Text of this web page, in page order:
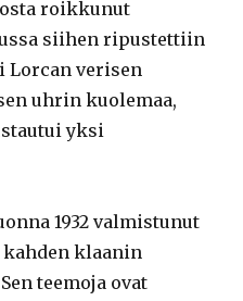
roikkunut
siihen ripustettiin
Lorcan verisen
uhrin kuolemaa,
yksi
1932 valmistunut
kahden klaanin
teemoja ovat